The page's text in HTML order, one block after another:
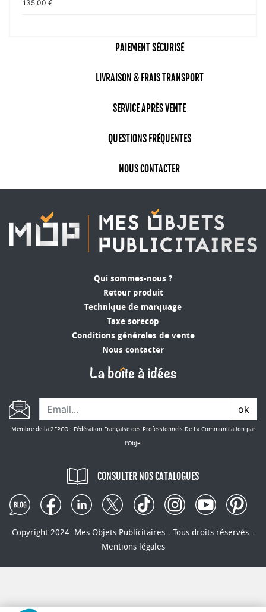
135,00 €
PAIEMENT SÉCURISÉ
LIVRAISON & FRAIS TRANSPORT
SERVICE APRÈS VENTE
QUESTIONS FRÉQUENTES
NOUS CONTACTER
Qui sommes-nous ?
Retour produit
Technique de marquage
Taxe sorecop
Conditions générales de vente
Nous contacter
ok
Membre de la 2FPCO : Fédération Française des Professionnels De La Communication par
l'Objet
CONSULTER NOS CATALOGUES
Copyright 2024. Mes Objets Publicitaires - Tous droits réservés -
Mentions légales